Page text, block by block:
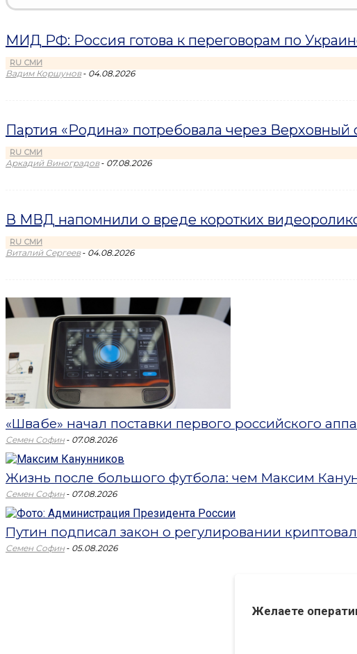
МИД РФ: Россия готова к переговорам по
RU СМИ
Вадим Коршунов - 04.08.2026
Партия «Родина» потребовала через Верховный
RU СМИ
Аркадий Виноградов - 07.08.2026
В МВД напомнили о вреде коротких
RU СМИ
Виталий Сергеев - 04.08.2026
«Швабе» начал поставки первого российского
Семен Софин - 07.08.2026
Жизнь после большого футбола: чем Максим
Семен Софин - 07.08.2026
Путин подписал закон о регулировании
Семен Софин - 05.08.2026
Желаете